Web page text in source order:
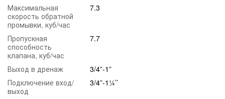
Максимальная
скорость обратной
промывки, куб/час
7.3
Пропускная
способность
клапана, куб/час
7.7
Выход в дренаж
3/4”-1”
Подключение вход/
выход
3/4”-1¼’’